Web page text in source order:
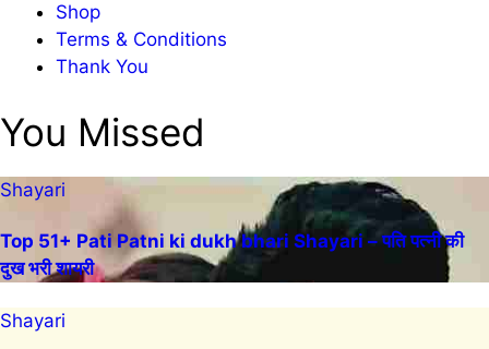
Shop
Terms & Conditions
Thank You
You Missed
Shayari
Top 51+ Pati Patni ki dukh bhari Shayari – पति पत्नी की
दुख भरी शायरी
Shayari